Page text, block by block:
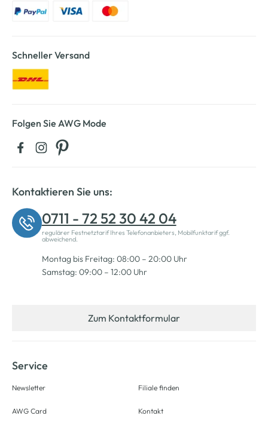
Schneller Versand
Folgen Sie AWG Mode
Kontaktieren Sie uns:
0711 - 72 52 30 42 04
regulärer Festnetztarif Ihres Telefonanbieters, Mobilfunktarif ggf.
abweichend.
Montag bis Freitag: 08:00 – 20:00 Uhr
Samstag: 09:00 – 12:00 Uhr
Zum Kontaktformular
Service
Newsletter
AWG Card
Filiale finden
Kontakt